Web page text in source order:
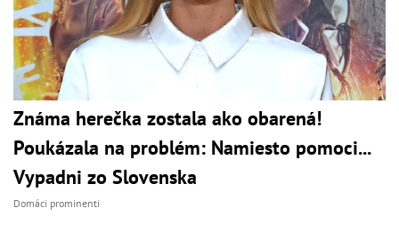
Známa herečka zostala ako obarená!
Poukázala na problém: Namiesto pomoci...
Vypadni zo Slovenska
Domáci prominenti